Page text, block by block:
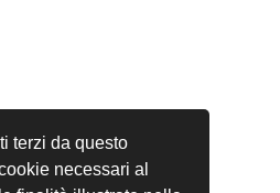
terzi da questo
necessari al